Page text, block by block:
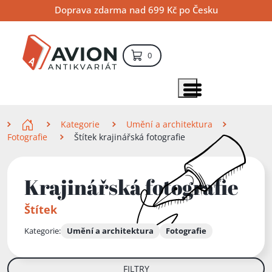
na
obsah
na
navigaci
na
vyhledávání
Doprava zdarma nad 699 Kč po Česku
0položek – košík
Zobrazit položky menu
Kategorie
Umění a architektura
Fotografie
Štítek krajinářská fotografie
Krajinářská fotografie
Štítek
Kategorie: Umění a architektura Fotografie
FILTRY